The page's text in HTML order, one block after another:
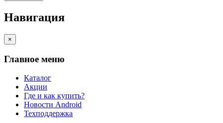
Навигация
×
Главное меню
Каталог
Акции
Где и как купить?
Новости Android
Техподдержка